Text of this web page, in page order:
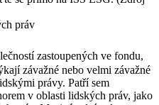
práv
zastoupených ve fondu,
závažné nebo velmi závažné
právy. Patří sem
v oblasti lidských práv, jako